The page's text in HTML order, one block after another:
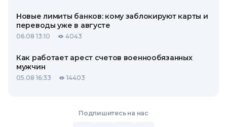
Новые лимиты банков: кому заблокируют карты и
переводы уже в августе
06.08 13:10 4043
Как работает арест счетов военнообязанных
мужчин
05.08 16:33 14403
Подпишитесь на нас